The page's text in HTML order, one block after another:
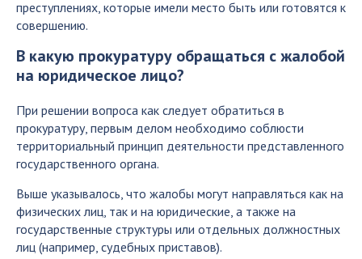
преступлениях, которые имели место быть или готовятся к
совершению.
В какую прокуратуру обращаться с жалобой
на юридическое лицо?
При решении вопроса как следует обратиться в
прокуратуру, первым делом необходимо соблюсти
территориальный принцип деятельности представленного
государственного органа.
Выше указывалось, что жалобы могут направляться как на
физических лиц, так и на юридические, а также на
государственные структуры или отдельных должностных
лиц (например, судебных приставов).